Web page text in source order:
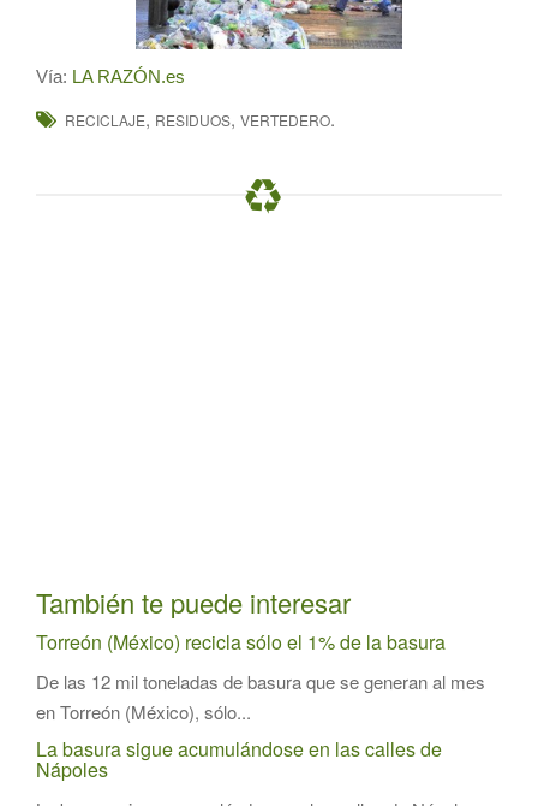
Vía: LA RAZÓN.es
RECICLAJE, RESIDUOS, VERTEDERO.
También te puede interesar
Torreón (México) recicla sólo el 1% de la basura
De las 12 mil toneladas de basura que se generan al mes
en Torreón (México), sólo...
La basura sigue acumulándose en las calles de
Nápoles